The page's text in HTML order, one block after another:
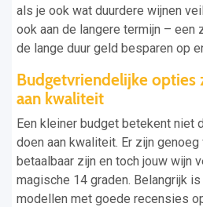
als je ook wat duurdere wijnen
ook aan de langere termijn – een
de lange duur geld besparen op
Budgetvriendelijke opties
aan kwaliteit
Een kleiner budget betekent niet
doen aan kwaliteit. Er zijn
betaalbaar zijn en toch jouw wijn
magische 14 graden. Belangrijk
modellen met goede recensies